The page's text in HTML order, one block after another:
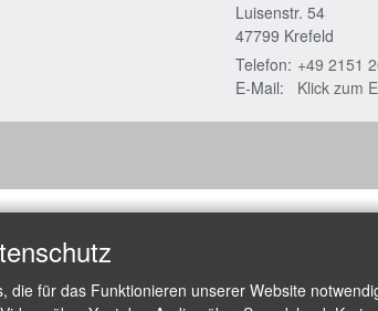
Luisenstr. 54
47799 Krefeld
Telefon: +49 2151
E-Mail:
Klick zum
für das Funktionieren unserer Website